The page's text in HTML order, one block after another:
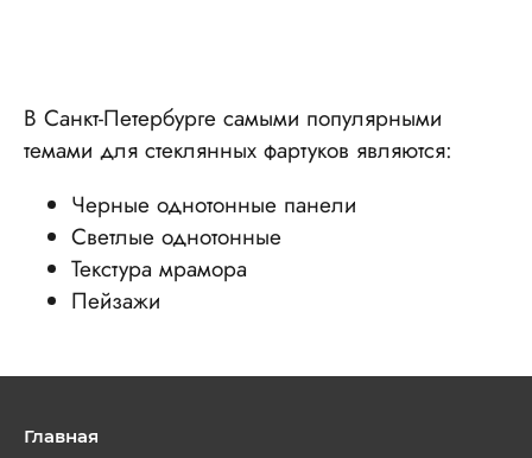
В Санкт-Петербурге самыми популярными
темами для стеклянных фартуков являются:
Черные однотонные панели
Светлые однотонные
Текстура мрамора
Пейзажи
Главная